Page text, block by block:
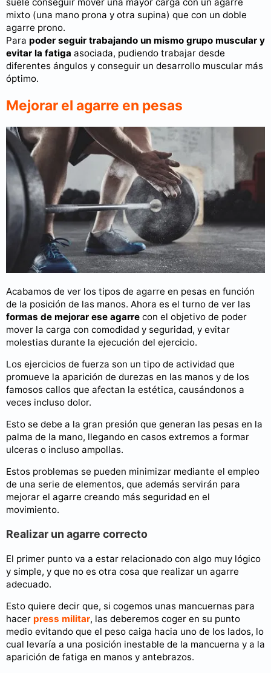
mixto (una mano prona y otra supina) que con un doble
agarre prono.
Para poder seguir trabajando un mismo grupo muscular y
evitar la fatiga asociada, pudiendo trabajar desde
diferentes ángulos y conseguir un desarrollo muscular más
óptimo.
Mejorar el agarre en pesas
Acabamos de ver los tipos de agarre en pesas en función
de la posición de las manos. Ahora es el turno de ver las
formas de mejorar ese agarre con el objetivo de poder
mover la carga con comodidad y seguridad, y evitar
molestias durante la ejecución del ejercicio.
Los ejercicios de fuerza son un tipo de actividad que
promueve la aparición de durezas en las manos y de los
famosos callos que afectan la estética, causándonos a
veces incluso dolor.
Esto se debe a la gran presión que generan las pesas en la
palma de la mano, llegando en casos extremos a formar
ulceras o incluso ampollas.
Estos problemas se pueden minimizar mediante el empleo
de una serie de elementos, que además servirán para
mejorar el agarre creando más seguridad en el
movimiento.
Realizar un agarre correcto
El primer punto va a estar relacionado con algo muy lógico
y simple, y que no es otra cosa que realizar un agarre
adecuado.
Esto quiere decir que, si cogemos unas mancuernas para
hacer press militar, las deberemos coger en su punto
medio evitando que el peso caiga hacia uno de los lados, lo
cual levaría a una posición inestable de la mancuerna y a la
aparición de fatiga en manos y antebrazos.